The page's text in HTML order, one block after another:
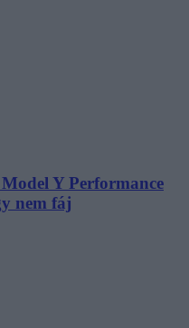
Y Performance
nem fáj